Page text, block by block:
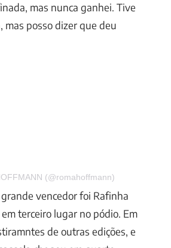
mas nunca ganhei. Tive
mas posso dizer que deu
(@romahoffmann)
vencedor foi Rafinha
terceiro lugar no pódio. Em
de outras edições, e